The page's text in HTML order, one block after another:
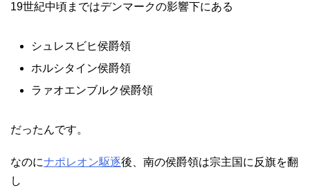
19世紀中頃まではデンマークの影響下にある
シュレスビヒ侯爵領
ホルシタイン侯爵領
ラァオエンブルク侯爵領
だったんです。
なのにナポレオン駆逐後、南の侯爵領は宗主国に反旗を翻
し